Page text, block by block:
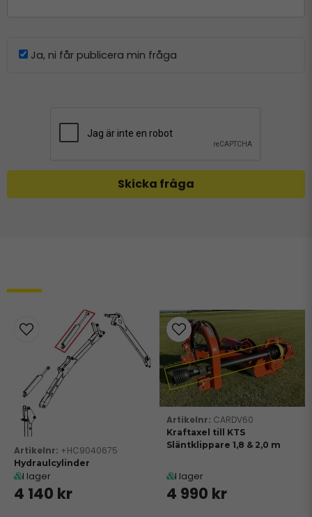
Ja, ni får publicera min fråga
Skicka fråga
+HC9040675
Hydraulcylinder
I lager
4 140 kr
CARDV60
Kraftaxel till KTS
Släntklippare 1,8 & 2,0 m
I lager
4 990 kr